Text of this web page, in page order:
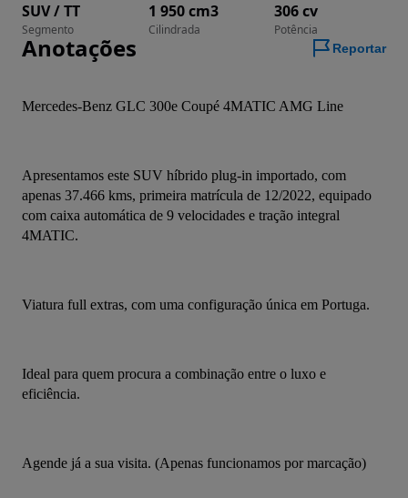
SUV / TT
Segmento
1 950 cm3
Cilindrada
306 cv
Potência
Anotações Reportar
Mercedes-Benz GLC 300e Coupé 4MATIC AMG Line
Apresentamos este SUV híbrido plug-in importado, com
apenas 37.466 kms, primeira matrícula de 12/2022, equipado
com caixa automática de 9 velocidades e tração integral
4MATIC.
Viatura full extras, com uma configuração única em Portuga.
Ideal para quem procura a combinação entre o luxo e
eficiência.
Agende já a sua visita. (Apenas funcionamos por marcação)